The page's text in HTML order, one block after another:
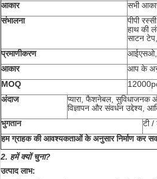
आकार
सभी
संभालना
पीपी
हाथ की
साटन
प्रमाणीकरण
आईएसओ,
आकार
आप के
MOQ
अंदाज
प्यारा, फैशनेबल, सुविधाजनक
विज्ञापन और संवर्धन उद्देश्य,
भुगतान
टी /
हम ग्राहक की आवश्यकताओं के अनुसार निर्माण कर
2. हमें क्यों चुना?
उत्पाद लाभ: